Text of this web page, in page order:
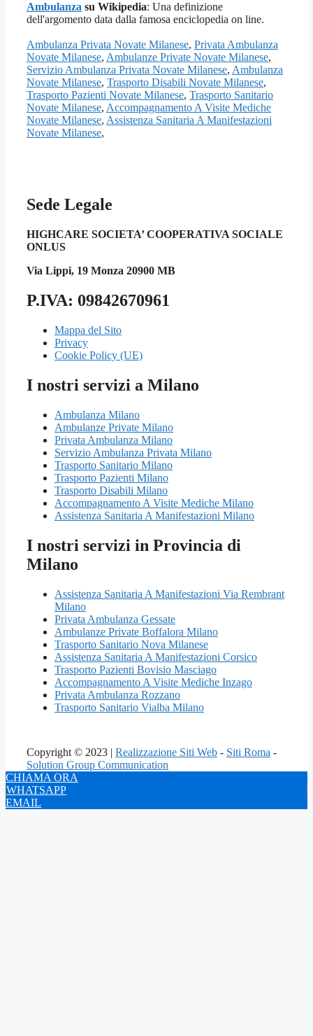
Ambulanza su Wikipedia: Una definizione
dell'argomento data dalla famosa enciclopedia on line.
Ambulanza Privata Novate Milanese, Privata Ambulanza
Novate Milanese, Ambulanze Private Novate Milanese,
Servizio Ambulanza Privata Novate Milanese, Ambulanza
Novate Milanese, Trasporto Disabili Novate Milanese,
Trasporto Pazienti Novate Milanese, Trasporto Sanitario
Novate Milanese, Accompagnamento A Visite Mediche
Novate Milanese, Assistenza Sanitaria A Manifestazioni
Novate Milanese,
Sede Legale
HIGHCARE SOCIETA’ COOPERATIVA SOCIALE
ONLUS
Via Lippi, 19 Monza 20900 MB
P.IVA: 09842670961
Mappa del Sito
Privacy
Cookie Policy (UE)
I nostri servizi a Milano
Ambulanza Milano
Ambulanze Private Milano
Privata Ambulanza Milano
Servizio Ambulanza Privata Milano
Trasporto Sanitario Milano
Trasporto Pazienti Milano
Trasporto Disabili Milano
Accompagnamento A Visite Mediche Milano
Assistenza Sanitaria A Manifestazioni Milano
I nostri servizi in Provincia di
Milano
Assistenza Sanitaria A Manifestazioni Via Rembrant
Milano
Privata Ambulanza Gessate
Ambulanze Private Boffalora Milano
Trasporto Sanitario Nova Milanese
Assistenza Sanitaria A Manifestazioni Corsico
Trasporto Pazienti Bovisio Masciago
Accompagnamento A Visite Mediche Inzago
Privata Ambulanza Rozzano
Trasporto Sanitario Vialba Milano
Copyright © 2023 | Realizzazione Siti Web - Siti Roma -
Solution Group Communication
CHIAMA ORA
WHATSAPP
EMAIL